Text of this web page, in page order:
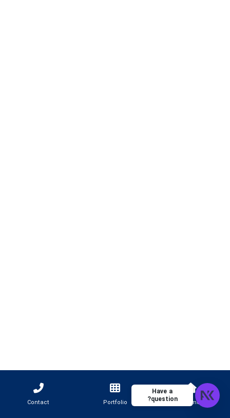
Home
Portfolio
Contact
Have a
question?